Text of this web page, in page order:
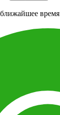
время